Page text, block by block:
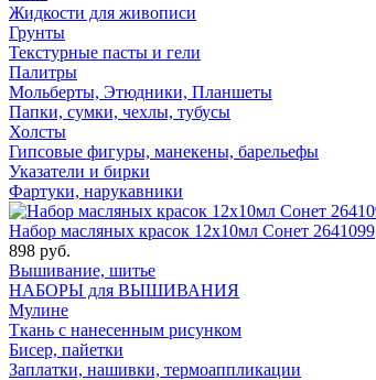
Жидкости для живописи
Грунты
Текстурные пасты и гели
Палитры
Мольберты, Этюдники, Планшеты
Папки, сумки, чехлы, тубусы
Холсты
Гипсовые фигуры, манекены, барельефы
Указатели и бирки
Фартуки, нарукавники
Набор масляных красок 12х10мл Сонет 2641099
898 руб.
Вышивание, шитье
НАБОРЫ для ВЫШИВАНИЯ
Мулине
Ткань с нанесенным рисунком
Бисер, пайетки
Заплатки, нашивки, термоаппликации